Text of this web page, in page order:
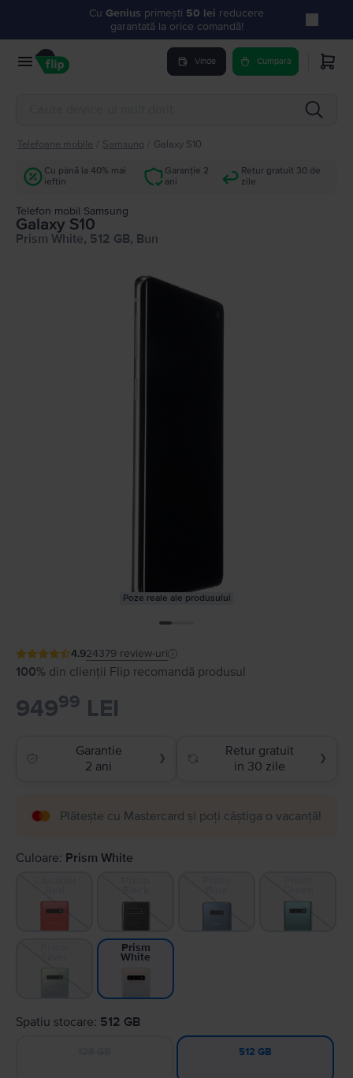
Cu Genius primești 50 lei reducere
garantată la orice comandă!
Vinde Cumpara
Telefoane mobile Samsung Galaxy S10
Cu până la 40% mai
ieftin
Garanție 2
ani
Retur gratuit 30 de
zile
Telefon mobil Samsung
Galaxy S10
Prism White, 512 GB, Bun
Poze reale ale produsului
4.924379 review-uri
100% din clienții Flip recomandă produsul
94999 LEI
Garantie
2 ani
❯
Retur gratuit
in 30 zile
❯
Plătește cu Mastercard și poți câștiga o vacanță!
Culoare: Prism White
Prism
White
Spatiu stocare: 512 GB
512 GB